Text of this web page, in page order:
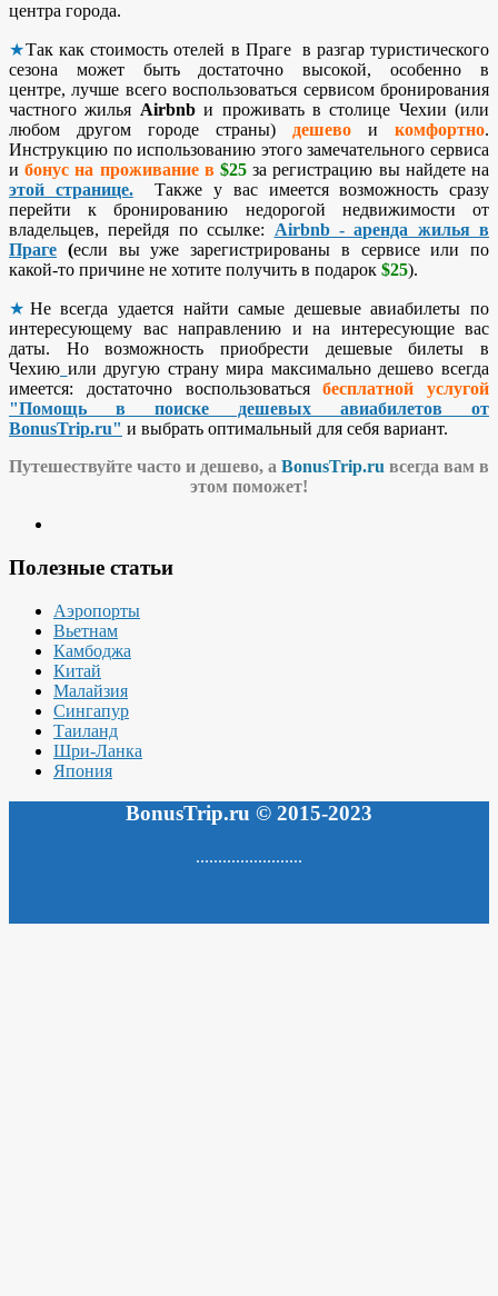
центра города.
★Так как стоимость отелей в Праге в разгар туристического
сезона может быть достаточно высокой, особенно в
центре, лучше всего воспользоваться сервисом бронирования
частного жилья Airbnbи проживать в столице Чехии (или
любом другом городе страны) дешево и комфортно.
Инструкцию по использованию этого замечательного сервиса
ибонус на проживание в $25 за регистрацию вы найдете на
этой странице.
Также у вас имеется возможность сразу
перейти к бронированию недорогой недвижимости от
владельцев, перейдя по ссылке:
Airbnb - аренда жилья в
Праге (если вы уже зарегистрированы в сервисе или по
какой-то причине не хотите получить в подарок $25).
★ Не всегда удается найти самые дешевые авиабилеты по
интересующему вас направлению и на интересующие вас
даты. Но возможность приобрести дешевые билеты в
Чехию или другую страну мира максимально дешево всегда
имеется: достаточно воспользоватьсябесплатной услугой
"Помощь в поиске дешевых авиабилетов от
BonusTrip.ru" и выбрать оптимальный для себя вариант.
Путешествуйте часто и дешево, а BonusTrip.ru всегда вам в
этом поможет!
Полезные статьи
Аэропорты
Вьетнам
Камбоджа
Китай
Малайзия
Сингапур
Таиланд
Шри-Ланка
Япония
BonusTrip.ru © 2015-2023
........................